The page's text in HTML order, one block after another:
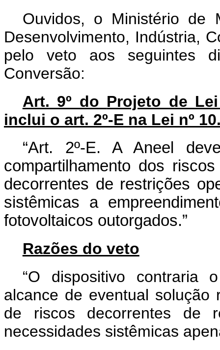
Ouvidos, o Ministério de
Desenvolvimento, Indústria,
pelo veto aos seguintes
Conversão:
Art. 9º do Projeto de
inclui o art. 2º-E na Lei nº
“Art. 2º-E. A Aneel
compartilhamento dos
decorrentes de restrições
sistêmicas a
fotovoltaicos outorgados.”
Razões do veto
“O dispositivo contraria
alcance de eventual solução
de riscos decorrentes de
necessidades sistêmicas